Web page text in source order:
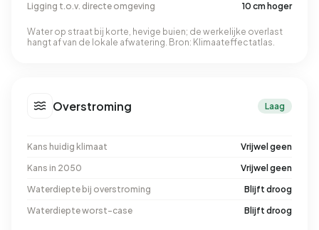
Ligging t.o.v. directe omgeving
10 cm hoger
Water op straat bij korte, hevige buien; de werkelijke overlast
hangt af van de lokale afwatering. Bron: Klimaateffectatlas.
Overstroming Laag
Kans huidig klimaat
Vrijwel geen
Kans in 2050
Vrijwel geen
Waterdiepte bij overstroming
Blijft droog
Waterdiepte worst-case
Blijft droog